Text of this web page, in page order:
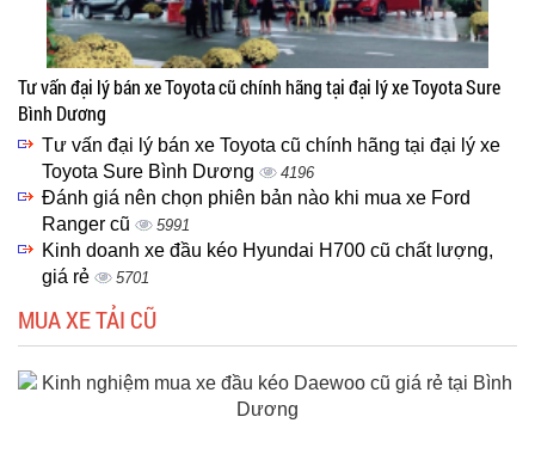
Tư vấn đại lý bán xe Toyota cũ chính hãng tại đại lý xe Toyota Sure
Bình Dương
Tư vấn đại lý bán xe Toyota cũ chính hãng tại đại lý xe
Toyota Sure Bình Dương
4196
Đánh giá nên chọn phiên bản nào khi mua xe Ford
Ranger cũ
5991
Kinh doanh xe đầu kéo Hyundai H700 cũ chất lượng,
giá rẻ
5701
MUA XE TẢI CŨ